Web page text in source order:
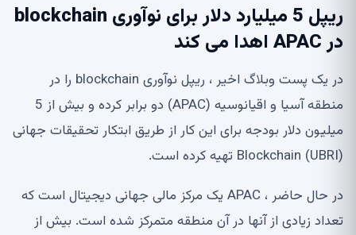
ریپل 5 میلیارد دلار برای نوآوری blockchain
در APAC اهدا می کند
در یک پست وبلاگ اخیر ، ریپل نوآوری blockchain را در
منطقه آسیا و اقیانوسیه (APAC) دو برابر کرده و بیش از 5
میلیون دلار بودجه برای این کار از طریق ابتکار تحقیقات جهانی
Blockchain (UBRI) تهیه کرده است.
در حال حاضر ، APAC یک مرکز مالی جهانی دیجیتال است که
تعداد زیادی از آنها در آن منطقه متمرکز شده است. بیش از